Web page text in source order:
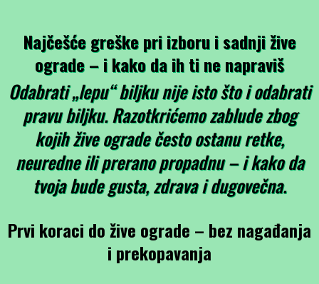
Najčešće greške pri izboru i sadnji žive
ograde – i kako da ih ti ne napraviš
Odabrati „lepu“ biljku nije isto što i odabrati
pravubiljku. Razotkrićemo zablude zbog
kojih žive ograde često ostanu retke,
neuredne ili prerano propadnu – i kako da
tvoja bude gusta, zdrava i dugovečna.
Prvi koraci do žive ograde – bez nagađanja
i prekopavanja